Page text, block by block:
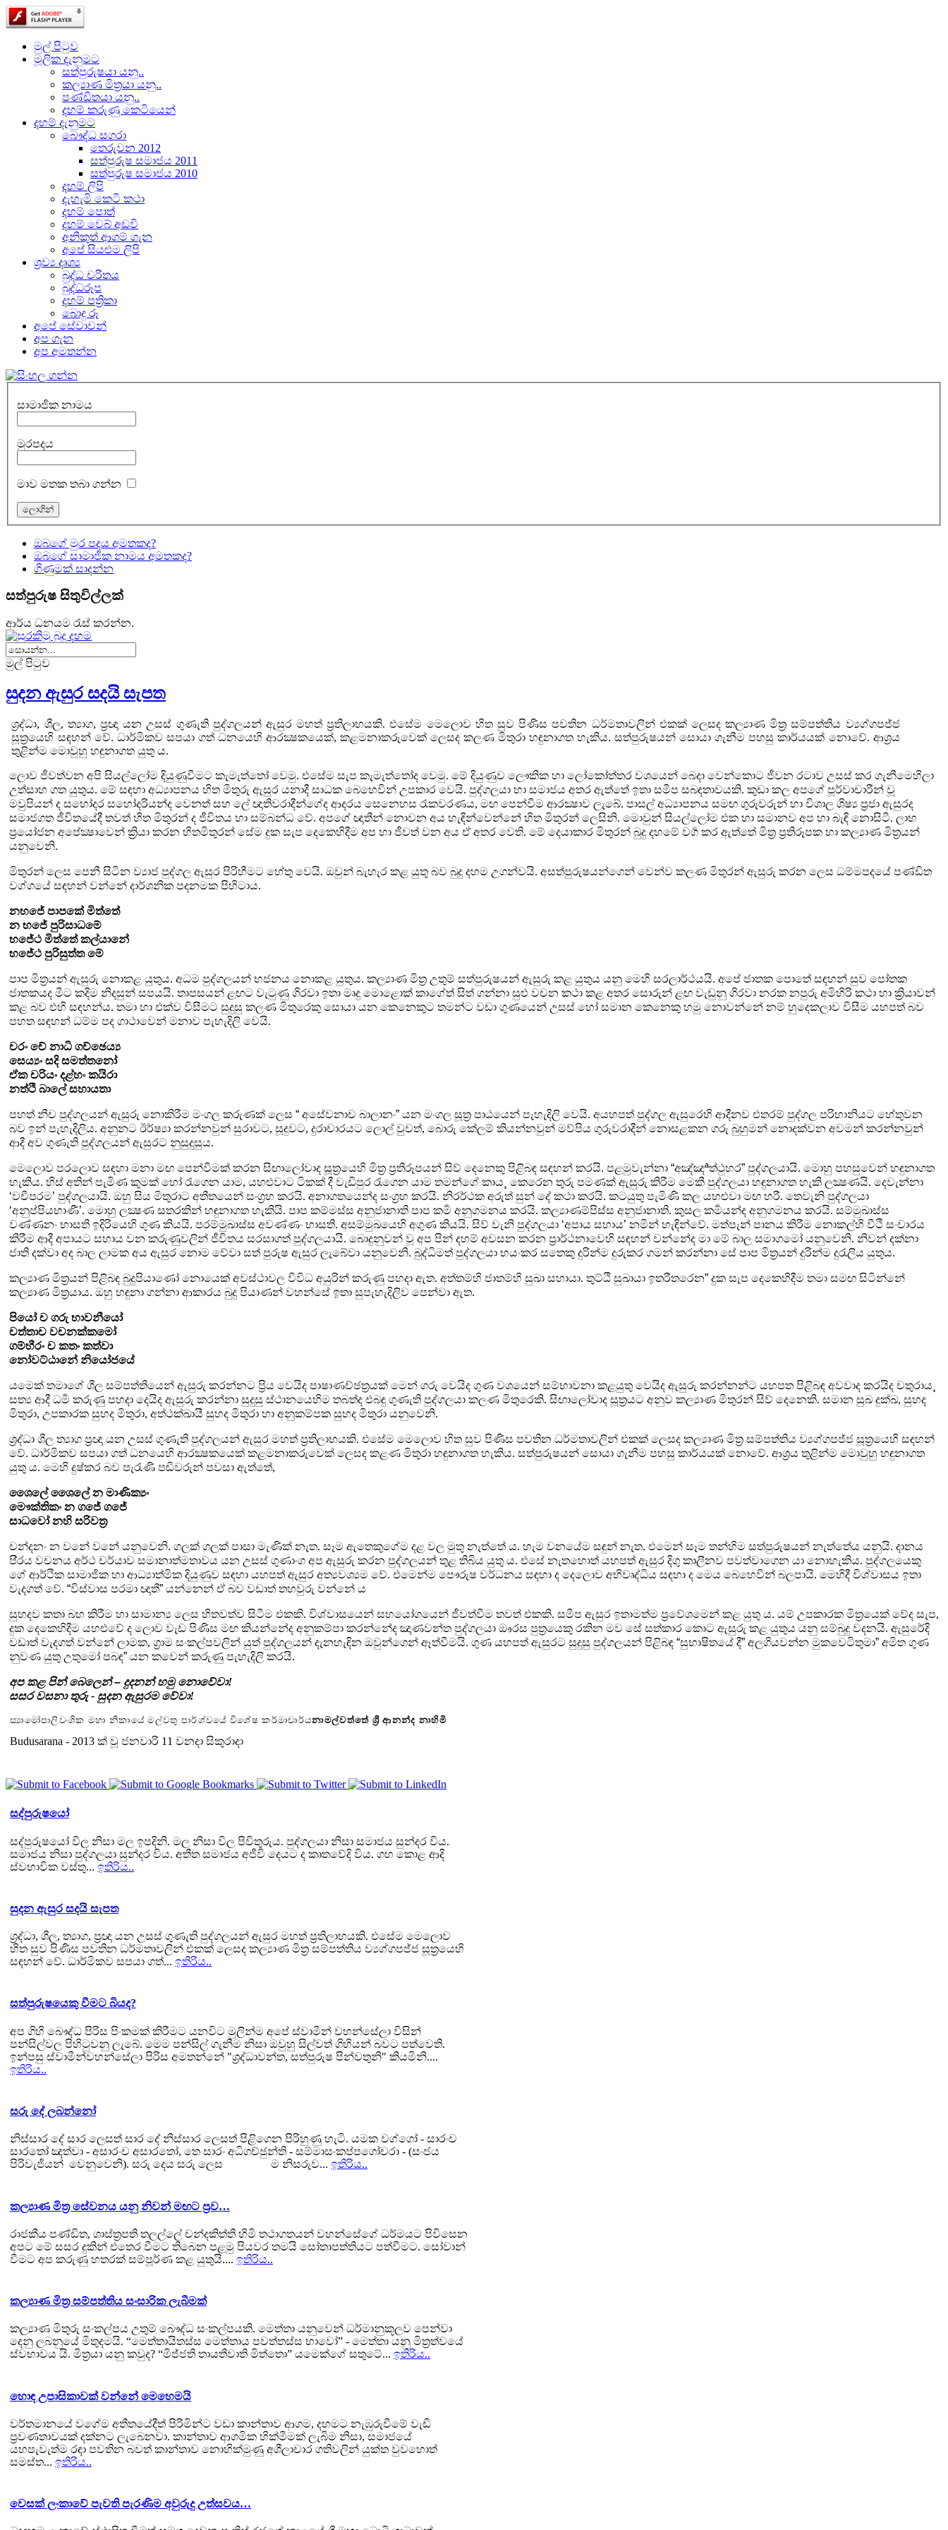
මුල් පිටුව
මූලික දැනුමට
සත්පුරුෂයා යනු..
කල්‍යාණ මිත්‍රයා යනු..
පණ්ඩිතයා යනු..
දහම් කරුණු කෙටියෙන්
දහම් දැනුමට
බෞද්ධ සගරා
තෙරුවන 2012
සත්පුරුෂ සමාජය 2011
සත්පුරුෂ සමාජය 2010
දහම් ලිපි
දැහැමි කෙටි කථා
දහම් පොත්
දහම් වෙබ් අඩවි
අනිකුත් ආගම් ගැන
අපේ සියළුම ලිපි
ශ්‍රව්‍ය දෘශ්‍ය
බුද්ධ චරිතය
බුද්ධරූප
දහම් පත්‍රිකා
බොදු රූ
අපේ සේවාවන්
අප ගැන
අප අමතන්න
සාමාජික නාමය
මුරපදය
මාව මතක තබා ගන්න
ඔබගේ මුර පදය අමතකද?
ඔබගේ සාමාජික නාමය අමතකද?
ගිණුමක් සාදන්න
සත්පුරුෂ සිතුවිල්ලක්
ආර්ය ධනයම රැස් කරන්න.
මුල් පිටුව
සුදන ඇසුර සදයි සැපත
ශ්‍රද්ධා, ශීල, ත්‍යාග,ප්‍රඥා යන උසස් ගුණැති පුද්ගලයන් ඇසුර මහත් ප්‍රතිලාභයකි. එසේම මෙලොව හිත සුව පිණිස පවතින ධර්මතාවලින් එකක් ලෙසද කල්‍යාණ මිත්‍ර සම්පත්තිය ව්‍යග්ගපජ්ජ
සූත්‍රයෙහි සඳහන් වේ. ධාර්මිකව සපයා ගත් ධනයෙහි ආරක්‍ෂකයෙක්, කළමනාකරුවෙක් ලෙසද කලණ මිතුරා හඳුනාගත හැකිය. සත්පුරුෂයන් සොයා ගැනීම පහසු කාර්යයක් නොවේ. ආශ්‍රය
තුළින්ම මොවුහු හඳුනාගත යුතු ය.
ලොව ජීවත්වන අපි සියල්ලෝම දියුණුවීමට කැමැත්තෝ වෙමු. එසේම සැප කැමැත්තෝද වෙමු. මේ දියුණුව ලෞකික හා ලෝකෝත්තර වශයෙන් බෙදා වෙන්කොට ජීවන රටාව උසස් කර ගැනීමෙහිලා
උත්සාහ ගත යුතුය. මේ සඳහා අධ්‍යාපනය හිත මිතුරු ඇසුර යනාදී සාධක බෙහෙවින් උපකාර වෙයි. පුද්ගලයා හා සමාජය අතර ඇත්තේ ඉතා සමීප සබඳතාවයකි. කුඩා කල අපගේ පූර්වාචාරීන් වූ
මවුපියන් ද සහෝදර සහෝදරියන්ද වෙනත් සහ ලේ ඥාතිවරාදීන්ගේද ආදරය සෙනෙහස රැකවරණය, මඟ පෙන්වීම ආරක්‍ෂාව ලැබේ. පාසල් අධ්‍යාපනය සමඟ ගුරුවරුන් හා විශාල ශිෂ්‍ය ප්‍රජා ඇසුරද
සමාජගත ජීවිතයේදී තවත් හිත මිතුරන් ද ජීවිතය හා සම්බන්ධ වේ. අපගේ ඥාතීන් නොවන අය හැඳින්වෙන්නේ හිත මිතුරන් ලෙසිනි. මොවුන් සියල්ලෝම එක හා සමානව අප හා බැඳි නොසිටී. ලාභ
ප්‍රයෝජන අපේක්‍ෂාවෙන් ක්‍රියා කරන හිතමිතුරන් සේම දුක සැප දෙකෙහිදීම අප හා ජීවත් වන අය ඒ අතර වෙති. මේ දෙයාකාර මිතුරන් බුදු දහමේ වර්‍ග කර ඇත්තේ මිත්‍ර ප්‍රතිරූපක හා කල්‍යාණ මිත්‍රයන්
යනුවෙනි.
මිතුරන් ලෙස පෙනී සිටින ව්‍යාජ පුද්ගල ඇසුර පිරිහීමට හේතු වෙයි. ඔවුන් බැහැර කළ යුතු බව බුදු දහම උගන්වයි. අසත්පුරුෂයන්ගෙන් වෙන්ව කලණ මිතුරන් ඇසුරු කරන ලෙස ධම්මපදයේ පණ්ඩිත
වග්ගයේ සඳහන් වන්නේ දාර්ශනික පදනමක පිහිටාය.
නභජේ පාපකේ මිත්තේ
න භජේ පුරිසාධමේ
භජේථ මිත්තේ කල්යානේ
භජේථ පුරිසුත්ත මේ
පාප මිත්‍රයන් ඇසුරු නොකළ යුතුය. අධම පුද්ගලයන් භජනය නොකළ යුතුය. කල්‍යාණ මිත්‍ර උතුම් සත්පුරුෂයන් ඇසුරු කළ යුතුය යනු මෙහි සරලාර්ථයයි. අපේ ජාතක පොතේ සඳහන් සුව පෝතක
ජාතකයද මීට කදිම නිදසුන් සපයයි. තාපසයන් ළඟට වැටුණු ගිරවා ඉතා මෘදු මොළොක් කාගේත් සිත් ගන්නා සුළු වචන කථා කළ අතර සොරුන් ළඟ වැඩුනු ගිරවා නරක නපුරු අමිහිරි කථා හා ක්‍රියාවන්
කළ බව එහි සඳහන්ය. තමා හා එක්ව විසීමට සුදුසු කලණ මිතුරෙකු සොයා යන කෙනෙකුට තමන්ට වඩා ගුණයෙන් උසස් හෝ සමාන කෙනෙකු හමු නොවන්නේ නම් හුදෙකලාව විසීම යහපත් බව
පහත සඳහන් ධම්ම පද ගාථාවෙන් මනාව පැහැදිලි වෙයි.
චරං චේ නාධි ගච්ඡෙය්‍ය
සෙය්‍යං සදි සමත්තනෝ
ඒක චරියං දළ්හං කයිරා
නත්ථි බාලේ සහායතා
පහත් නීච පුද්ගලයන් ඇසුරු නොකිරීම මංගල කරුණක් ලෙස “ අසේවනාච බාලානං” යන මංගල සූත්‍ර පාඨයෙන් පැහැදිලි වෙයි. අයහපත් පුද්ගල ඇසුරෙහි ආදීනව එතරම් පුද්ගල පරිහානියට හේතුවන
බව ඉන් පැහැදිලිය. අනුනට ඊර්ෂ්‍යා කරන්නවුන් සුරාවට, සූදුවට, දුරාචාරයට ලොල් වුවත්, බොරු කේලම් කියන්නවුන් මව්පිය ගුරුවරාදීන් නොසළකන ගරු බුහුමන් නොදක්වන අවමන් කරන්නවුන්
ආදී අව ගුණැති පුද්ගලයන් ඇසුරට නුසුදුසුය.
මෙලොව පරලොව සඳහා මනා මඟ පෙන්වීමක් කරන සිඟාලෝවාද සූත්‍රයෙහි මිත්‍ර ප්‍රතිරූපයන් සිව් දෙනෙකු පිළිබඳ සඳහන් කරයි. පළමුවැන්නා “අඤ්ඤªත්ථුහර” පුද්ගලයායි. මොහු පහසුවෙන් හඳුනාගත
හැකිය. හිස් අතින් පැමිණ කුමක් හෝ රැගෙන යාම, යහළුවාට ටිකක් දී වැඩිපුර රැගෙන යාම තමන්ගේ කාය කෙරෙන තුරු පමණක් ඇසුරු කිරීම මෙකී පුද්ගලයා හඳුනාගත හැකි ලක්‍ෂණයි. දෙවැන්නා
‘වචීපරම’ පුද්ගලයායි. ඔහු සිය මිතුරාට අතීතයෙන් සංග්‍රහ කරයි. අනාගතයෙන්ද සංග්‍රහ කරයි. නිරර්ථක අරුත් සුන් දේ කථා කරයි. කටයුතු පැමිණි කල යහළුවා මඟ හරී. තෙවැනි පුද්ගලයා
‘අනුප්පියභාණී’. මොහු ලක්‍ෂණ සතරකින් හඳුනාගත හැකියි. පාප කම්මස්ස අනුජානාති පාප කර්‍ම අනුගමනය කරයි. කල්‍යාණම්පිස්ස අනුජානාති. කුසල කර්‍මයන්ද අනුගමනය කරයි. සම්මුඛාස්ස
වණ්ණනං භාසති ඉදිරියෙහි ගුණ කියයි. පරම්මුඛාස්ස අවණ්ණං භාසති. අසම්මුඛයෙහි අගුණ කියයි. සිව් වැනි පුද්ගලයා ‘අපාය සහාය’ නමින් හැඳින්වේ. මත්පැන් පානය කිරීම නොකල්හි වීථි සංචාරය
කිරීම ආදී අපායට සහාය වන කරුණුවලින් ජීවිතය සරසාගත් පුද්ගලයායි. බොදුනුවන් වූ අප පින් දහම් අවසන කරන ප්‍රාර්ථනාවෙහි සඳහන් වන්නේද මා මේ බාල සමාගමෝ යනුවෙනි. නිවන් දක්නා
ජාති දක්වා අද බාල ලාමක අය ඇසුර නොම වේවා සත් පුරුෂ ඇසුර ලැබේවා යනුවෙනි. බුද්ධිමත් පුද්ගලයා භයංකර සතෙකු දුරින්ම දුරුකර ගමන් කරන්නා සේ පාප මිත්‍රයන් දුරින්ම දුරැලිය යුතුය.
කල්‍යාණ මිත්‍රයන් පිළිබඳ බුදුපියාණෝ නොයෙක් අවස්ථාවල විවිධ අයුරින් කරුණු පහදා ඇත. අත්තම්හි ජාතම්හි සුඛා සහායා. තුට්ඨි සුඛායා ඉතරීතරෙන” දුක සැප දෙකෙහිදීම තමා සමඟ සිටින්නේ
කල්‍යාණ මිත්‍රයාය. ඔහු හඳුනා ගන්නා ආකාරය බුදු පියාණන් වහන්සේ ඉතා සුපැහැදිලිව පෙන්වා ඇත.
පියෝ ච ගරු භාවනීයෝ
චත්තාච වචනක්කමෝ
ගම්භීරං ච කතං කත්වා
නෝවට්ඨානේ නියෝජයේ
යමෙක් තමාගේ ශීල සම්පත්තියෙන් ඇසුරු කරන්නට ප්‍රිය වෙයිද පාෂාණච්ඡත්‍රයක් මෙන් ගරු වෙයිද ගුණ වශයෙන් සම්භාවනා කළයුතු වෙයිද ඇසුරු කරන්නන්ට යහපත පිළිබඳ අවවාද කරයිද චතුරාය
සත්‍ය ආදී ධර්‍ම කරුණු පහදා දෙයිද ඇසුරු කරන්නා සුදුසු ස්ථානයෙහිම තබත්ද එබඳු ගුණැති පුද්ගලයා කලණ මිතුරෙකි. සිඟාලෝවාද සූත්‍රයට අනුව කල්‍යාණ මිතුරන් සිව් දෙනෙකි. සමාන සුඛ දුක්ඛ, සුහද
මිතුරා, උපකාරක සුහද මිතුරා, අත්ථක්ඛායී සුහද මිතුරා හා අනුකම්පක සුහද මිතුරා යනුවෙනි.
ශ්‍රද්ධා ශීල ත්‍යාග ප්‍රඥා යන උසස් ගුණැති පුද්ගලයන් ඇසුර මහත් ප්‍රතිලාභයකි. එසේම මෙලොව හිත සුව පිණිස පවතින ධර්මතාවලින් එකක් ලෙසද කල්‍යාණ මිත්‍ර සම්පත්තිය ව්‍යග්ගපජ්ජ සූත්‍රයෙහි සඳහන්
වේ. ධාර්මිකව සපයා ගත් ධනයෙහි ආරක්‍ෂකයෙක් කළමනාකරුවෙක් ලෙසද කළණ මිතුරා හඳුනාගත හැකිය. සත්පුරුෂයන් සොයා ගැනීම පහසු කාර්යයක් නොවේ. ආශ්‍රය තුළින්ම මොවුහු හඳුනාගත
යුතු ය. මෙහි දුෂ්කර බව පැරැණි පඬිවරුන් පවසා ඇත්තේ,
ශෛලේ ශෛලේ න මාණික්‍යං
මෞක්තිකං න ගජේ ගජේ
සාධවෝ නහි සරිවත්‍ර
චන්දනං න වනේ වනේ යනුවෙනි. ගලක් ගලක් පාසා මැණික් නැත. සෑම ඇතෙකුගේම දළ වල මුතු නැත්තේ ය. හැම වනයේම සඳුන් නැත. එමෙන් සෑම තන්හිම සත්පුරුෂයන් නැත්තේය යනුයි. දානය
පි‍්‍රය වචනය අර්ථ චර්යාව සමානාත්මතාවය යන උසස් ගුණාංග අප ඇසුරු කරන පුද්ගලයන් තුළ තිබිය යුතු ය. එසේ නැතහොත් යහපත් ඇසුර දිගු කාලීනව පවත්වාගෙන යා නොහැකිය. පුද්ගලයෙකු
ගේ ආර්ථික සාමාජික හා ආධ්‍යාත්මික දියුණුව සඳහා යහපත් ඇසුර අත්‍යවශ්‍යම වේ. එමෙන්ම පෞරුෂ වර්ධනය සඳහා ද දෙලොව අභිවෘද්ධිය සඳහා ද මෙය බෙහෙවින් බලපායි. මෙහිදී විශ්වාසය ඉතා
වැදගත් වේ. “විස්වාස පරමා ඥාතී” යන්නෙන් ඒ බව වඩාත් තහවුරු වන්නේ ය
සුහදව කතා බහ කිරීම හා සාමාන්‍ය ලෙස හිතවත්ව සිටීම එකකි. විශ්වාසයෙන් සහයෝගයෙන් ජීවත්වීම තවත් එකකි. සමීප ඇසුර ඉතාමත්ම ප්‍රවේශමෙන් කළ යුතු ය. යම් උපකාරක මිත්‍රයෙක් වේද සැප,
දුක දෙකෙහිදීම යහළුවේ ද ලොව වැඩ පිණිස මඟ කියන්නේද අනුකම්පා කරන්නේද ඤාණවන්ත පුද්ගලයා ඖරස පුත්‍රයෙකු රකින මව සේ සත්කාර කොට ඇසුරු කළ යුතුය යනු සම්බුදු වදනයි. ඇසුරේදි
වඩාත් වැදගත් වන්නේ ලාමක, ග්‍රාම සංකල්පවලින් යුත් පුද්ගලයන් දැනහැඳින ඔවුන්ගෙන් ඈත්වීමයි. ගුණ යහපත් ඇසුරට සුදුසු පුද්ගලයන් පිළිබඳ “සුභාෂිතයේ දී” අලගියවන්න මුකවෙටිතුමා” අමිත ගුණ
නුවණ යුතු උතුමෝ පබඳ” යන කවෙන් කරුණු පැහැදිලි කරයි.
අප කළ පින් බෙලෙන්– දුදනන් හමු නොවේවා!
සසර වසනා තුරු - සුදන ඇසුරම වේවා!
ස්‍යාමෝපාලිවංශික මහා නිකායේ මල්වතු පාර්ශ්වයේ විශේෂ කර්මාචාර්යනාමල්වත්තේ ශ්‍රී ආනන්ද නාහිමි
Budusarana - 2013ක් වූ ජනවාරි 11වනදා සිකුරාදා
සද්පුරුෂයෝ
සද්පුරුෂයෝ විල නිසා මල ඉපදිනි. මල නිසා විල පිවිතුරුය. පුද්ගලයා නිසා සමාජය සුන්දර විය.
සමාජය නිසා පුද්ගලයා සුන්දර විය. අතීත සමාජය අජීවි දෙයට ද කෘතවේදි විය. ගහ කොළ ආදි
ස්වභාවික වස්තු... ඉතිරිය..
සුදන ඇසුර සදයි සැපත
ශ්‍රද්ධා, ශීල, ත්‍යාග, ප්‍රඥා යන උසස් ගුණැති පුද්ගලයන් ඇසුර මහත් ප්‍රතිලාභයකි. එසේම මෙලොව
හිත සුව පිණිස පවතින ධර්මතාවලින් එකක් ලෙසද කල්‍යාණ මිත්‍ර සම්පත්තිය ව්‍යග්ගපජ්ජ සූත්‍රයෙහි
සඳහන් වේ. ධාර්මිකව සපයා ගත්... ඉතිරිය..
සත්පුරුෂයෙකු වීමට බියද?
අප ගිහි බෞද්ධ පිරිස පිංකමක් කිරීමට යනවිට මුලින්ම අපේ ස්වාමීන් වහන්සේලා විසින්
පන්සිල්වල පිහිටුවනු ලැබේ. මෙම පන්සිල් ගැනීම නිසා ඔවුහු සිල්වත් ගිහියන් බවට පත්වෙති.
ඉන්පසු ස්වාමීන්වහන්සේලා පිරිස අමතන්නේ "ශ්‍රද්ධාවන්ත, සත්පුරුෂ පින්වතුනි" කියමිනි....
ඉතිරිය..
සරු දේ ලබන්නෝ
නිස්සාර දේ සාර ලෙසත් සාර දේ නිස්සාර ලෙසත් පිළිගෙන පිරිහුණු හැටි. යමක වග්ගෝ - සාරංච
සාරතෝ ඤත්වා - අසාරංච අසාරතෝ, තෙ සාරං අධිගච්ඡුන්ති - සම්මාසංකප්පගෝචරා - (සංජය
පිරිවැජියන් වෙනුවෙනි). සරු දෙය සරු ලෙස ම නිසරුව... ඉතිරිය..
කල්‍යාණ මිත්‍ර සේවනය යනු නිවන් මඟට ප්‍රව…
රාජකීය පණ්ඩිත, ශාස්ත්‍රපති තලල්ලේ චන්දකිත්ති හිමි තථාගතයන් වහන්සේගේ ධර්මයට පිවිසෙන
අපට මේ සසර දුකින් එතෙර වීමට තිබෙන පළමු පියවර තමයි සෝතාපත්තියට පත්වීමට. සෝවාන්
වීමට අප කරුණු හතරක් සම්පූර්ණ කළ යුතුයි.... ඉතිරිය..
කල්‍යාණ මිත්‍ර සම්පත්තිය සංසාරික ලැබීමක්
කල්‍යාණ මිතුරු සංකල්පය උතුම් බෞද්ධ සංකල්පයකි. මෙත්තා යනුවෙන් ධර්මානුකූලව පෙන්වා
දෙනු ලබනුයේ මිතුදමයි. “මෙත්තායිතස්ස මෙත්තාය පවත්තස්ස භාවෝ” - මෙත්තා යනු මිත්‍රත්වයේ
ස්වභාවය යි. මිත්‍රයා යනු කවුද? “මිජ්ජති තායතීවාති මිත්තො” යමෙක්ගේ සතුටේ... ඉතිරිය..
හොඳ උපාසිකාවක් වන්නේ මෙහෙමයි
වර්තමානයේ වගේම අතීතයේදීත් පිරිමින්ට වඩා කාන්තාව ආගම, දහමට නැඹුරුවීමේ වැඩි
ප්‍රවණතාවයක් දක්නට ලැබෙනවා. කාන්තාව ආගමික හික්මීමක් ලැබිම නිසා, සමාජයේ
යහපැවැත්ම රඳා පවතින බවත් කාන්තාව නොහික්මුණු අශීලාචාර ගතිවලින් යුක්ත වුවහොත්
සමස්ත... ඉතිරිය..
වෙසක් ලංකාවේ පැවති පැරණිම අවුරුදු උත්සවය…